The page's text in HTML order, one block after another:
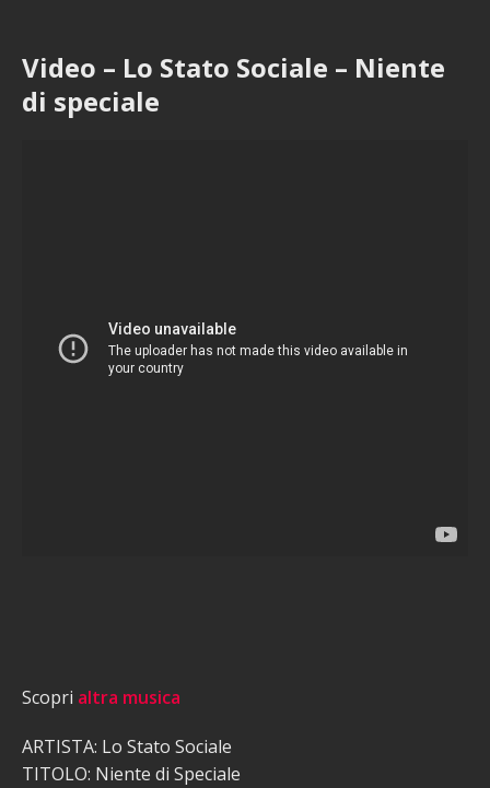
Video – Lo Stato Sociale – Niente
di speciale
Scopri altra musica
ARTISTA: Lo Stato Sociale
TITOLO: Niente di Speciale